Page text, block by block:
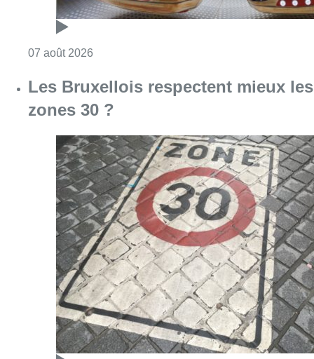
07 août 2026
Les Bruxellois respectent mieux les
zones 30 ?